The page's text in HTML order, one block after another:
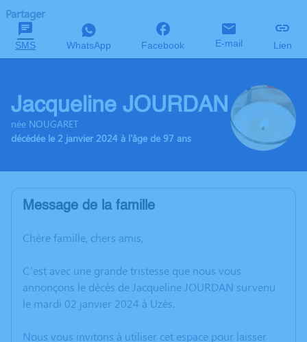
Partager
SMS WhatsApp Facebook E-mail Lien
Jacqueline JOURDAN
née NOUGARET
décédée le 2 janvier 2024 à l'âge de 97 ans
Message de la famille
Chère famille, chers amis,
C’est avec une grande tristesse que nous vous
annonçons le décès de Jacqueline JOURDAN survenu
le mardi 02 janvier 2024 à Uzès.
Nous vous invitons à utiliser cet espace pour laisser